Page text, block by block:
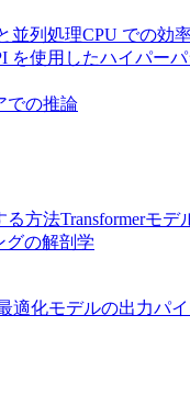
並列処理CPU での効
を使用したハイパー
での推論
る方法Transformerモデ
グの解剖学
適化モデルの出力パ